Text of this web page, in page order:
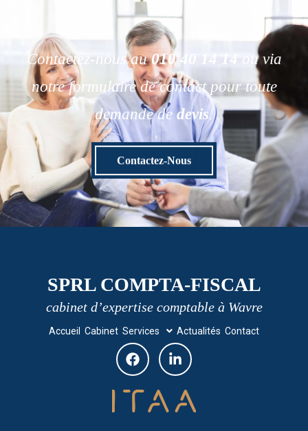
Contactez-nous au010 40 14 14
ou via
notre formulaire de contact pour toute
demande de devis.
Contactez-Nous
SPRL COMPTA-FISCAL
cabinet d’expertise comptable à Wavre
Accueil Cabinet Services Actualités Contact